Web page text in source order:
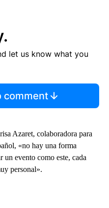
let us know what you
comment
Azaret, colaboradora para
«no hay una forma
un evento como este, cada
personal».